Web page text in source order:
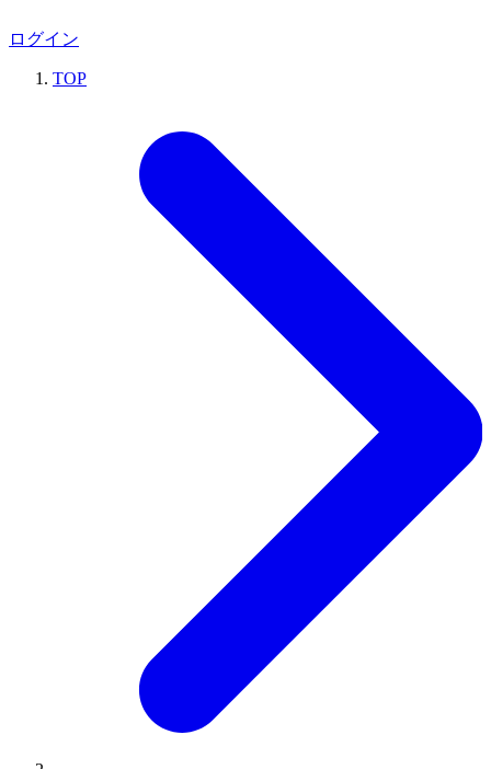
ログイン
TOP